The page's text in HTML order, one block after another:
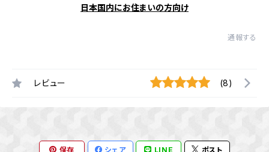
日本国内にお住まいの方向け
通報する
レビュー (8)
保存 シェア LINE ポスト